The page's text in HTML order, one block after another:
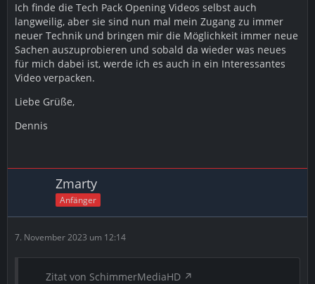
Ich finde die Tech Pack Opening Videos selbst auch
langweilig, aber sie sind nun mal mein Zugang zu immer
neuer Technik und bringen mir die Möglichkeit immer neue
Sachen auszuprobieren und sobald da wieder was neues
für mich dabei ist, werde ich es auch in ein Interessantes
Video verpacken.
Liebe Grüße,
Dennis
Zmarty
Anfänger
7. November 2023 um 12:14
Zitat von SchimmerMediaHD